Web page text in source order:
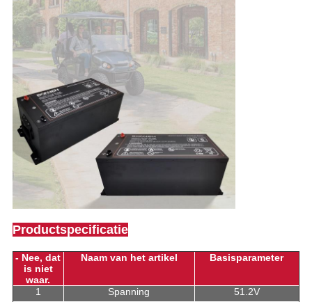
Productspecificatie
- Nee, dat
is niet
waar.
Naam van het artikel Basisparameter
1 Spanning 51.2V